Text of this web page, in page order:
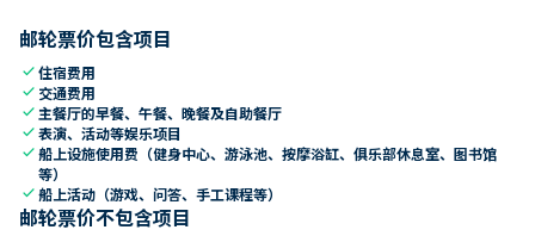
邮轮票价包含项目
check住宿费用
check 交通费用
check 主餐厅的早餐、午餐、晚餐及自助餐厅
check表演、活动等娱乐项目
check船上设施使用费（健身中心、游泳池、按摩浴缸、俱乐部休息室、图书馆
等）
check船上活动（游戏、问答、手工课程等）
邮轮票价不包含项目